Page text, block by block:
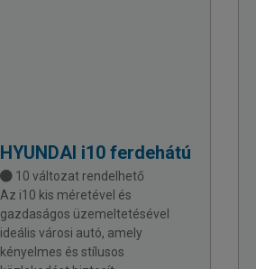
HYUNDAI i10 ferdehátú
10 változat rendelhető
Az i10 kis méretével és
gazdaságos üzemeltetésével
ideális városi autó, amely
kényelmes és stílusos